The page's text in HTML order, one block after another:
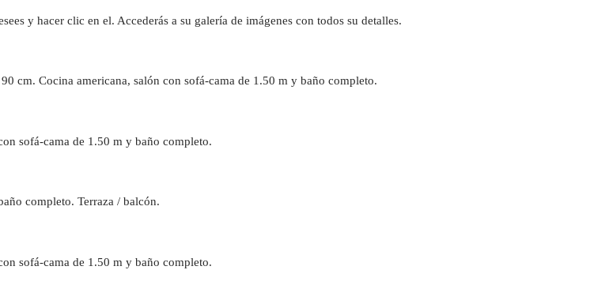
y hacer clic en el. Accederás a su galería de imágenes con todos su detalles.
cm. Cocina americana, salón con sofá-cama de 1.50 m y baño completo.
sofá-cama de 1.50 m y baño completo.
completo. Terraza / balcón.
sofá-cama de 1.50 m y baño completo.